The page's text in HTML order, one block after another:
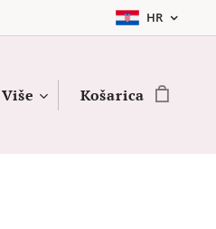
HR
Više Košarica